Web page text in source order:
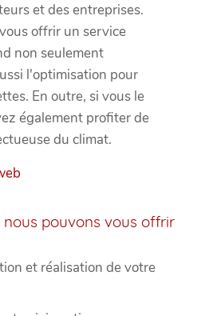
et des entreprises.
offrir un service
non seulement
l'optimisation pour
En outre, si vous le
également profiter de
du climat.
pouvons vous offrir
et réalisation de votre